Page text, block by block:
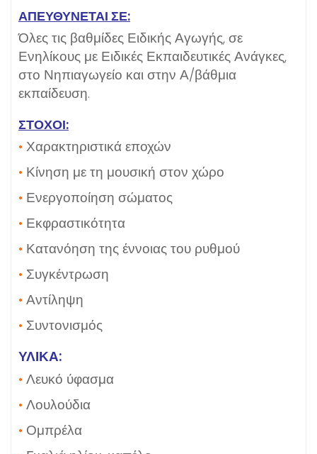
ΑΠΕΥΘΥΝΕΤΑΙ ΣΕ:
Όλες τις βαθμίδες Ειδικής Αγωγής, σε
Ενηλίκους με Ειδικές Εκπαιδευτικές Ανάγκες,
στο Νηπιαγωγείο και στην Α/βάθμια
εκπαίδευση.
ΣΤΟΧΟΙ:
• Χαρακτηριστικά εποχών
• Κίνηση με τη μουσική στον χώρο
• Ενεργοποίηση σώματος
• Εκφραστικότητα
• Κατανόηση της έννοιας του ρυθμού
• Συγκέντρωση
• Αντίληψη
• Συντονισμός
ΥΛΙΚΑ:
• Λευκό ύφασμα
• Λουλούδια
• Ομπρέλα